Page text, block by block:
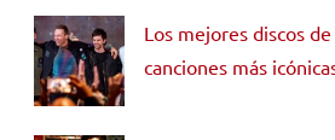
Los mejores discos
canciones más